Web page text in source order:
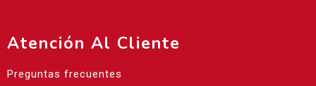
Atención Al Cliente
Preguntas frecuentes